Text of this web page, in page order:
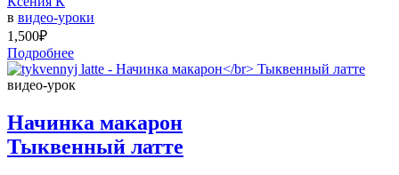
в видео-уроки
1,500₽
Подробнее
видео-урок
Начинка макарон
Тыквенный латте